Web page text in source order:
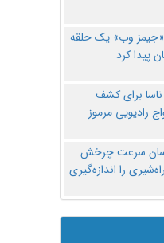
وب» یک حلقه
پیدا کرد
برای کشف
رادیویی مرموز
سرعت چرخش
را اندازه‌گیری